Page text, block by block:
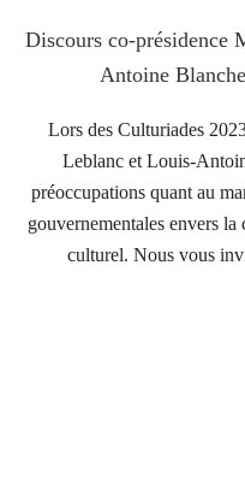
Discours co-présidence
Antoine
Lors des Culturiades
Leblanc et Louis-
préoccupations quant au
gouvernementales envers
culturel. Nous vous